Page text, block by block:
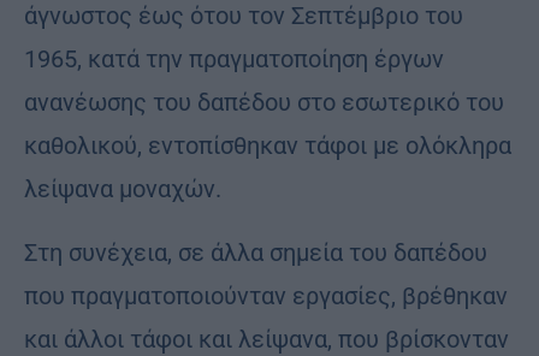
άγνωστος έως ότου τον Σεπτέμβριο του
1965, κατά την πραγματοποίηση έργων
ανανέωσης του δαπέδου στο εσωτερικό του
καθολικού, εντοπίσθηκαν τάφοι με ολόκληρα
λείψανα μοναχών.
Στη συνέχεια, σε άλλα σημεία του δαπέδου
που πραγματοποιούνταν εργασίες, βρέθηκαν
και άλλοι τάφοι και λείψανα, που βρίσκονταν